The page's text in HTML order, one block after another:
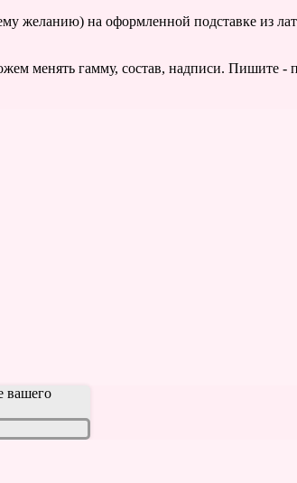
желанию) на оформленной подставке из
менять гамму, состав, надписи. Пишите -
вашего